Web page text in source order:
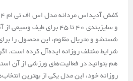
و سایزبندی 40 تا 45 برای
شستشو و متریال مقاوم، این محصول را
شرایط مختلف روزانه ایده‌آل کرده است.
هم بتوانید در فعالیت‌های ورزشی از آن
روزانه خود، این مدل یکی از بهترین